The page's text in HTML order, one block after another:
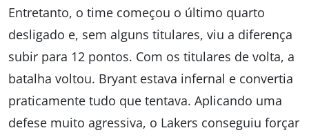
Entretanto, o time começou o último quarto
desligado e, sem alguns titulares, viu a diferença
subir para 12 pontos. Com os titulares de volta, a
batalha voltou. Bryant estava infernal e convertia
praticamente tudo que tentava. Aplicando uma
defese muito agressiva, o Lakers conseguiu forçar